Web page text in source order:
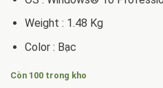
Weight : 1.48 Kg
Color : Bạc
Còn 100 trong kho